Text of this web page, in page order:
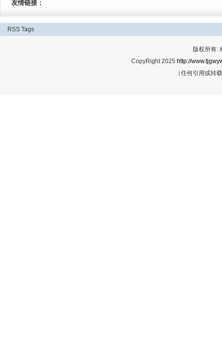
友情链接：
RSS Tags
版权所有:
CopyRight 2025 http://
（任何引用或转